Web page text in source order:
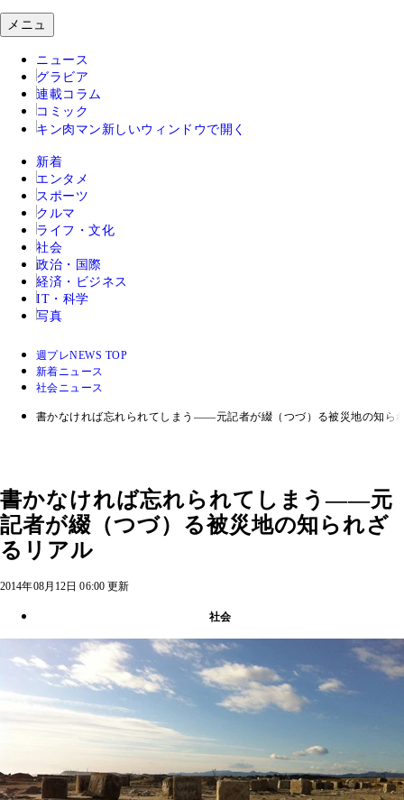
メニュ
ニュース
グラビア
連載コラム
コミック
キン肉マン 新しいウィンドウで開く
新着
エンタメ
スポーツ
クルマ
ライフ・文化
社会
政治・国際
経済・ビジネス
IT・科学
写真
週プレNEWS TOP
新着ニュース
社会ニュース
書かなければ忘れられてしまう――元記者が綴（つづ）る被災地の知ら
書かなければ忘れられてしまう――元
記者が綴（つづ）る被災地の知られざ
るリアル
2014年08月12日 06:00 更新
社会